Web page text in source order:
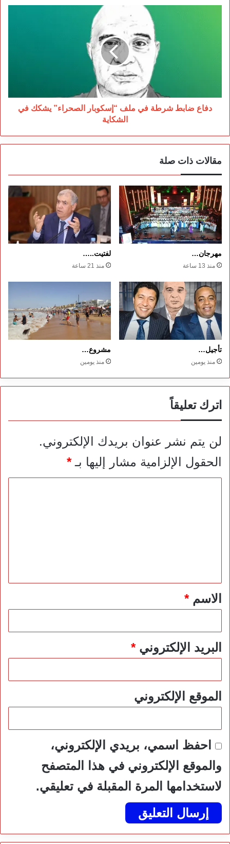
في
الشكاية
دفاع ضابط شرطة في ملف “إسكوبار الصحراء” يشكك في
الشكاية
مقالات ذات صلة
مهرجان…
منذ 13 ساعة
لفتيت..…
منذ 21 ساعة
تأجيل…
منذ يومين
مشروع…
منذ يومين
اترك تعليقاً
لن يتم نشر عنوان بريدك الإلكتروني.
الحقول الإلزامية مشار إليها بـ*
*الاسم*
البريد الإلكتروني*
الموقع الإلكتروني
احفظ اسمي، بريدي الإلكتروني،
والموقع الإلكتروني في هذا المتصفح
لاستخدامها المرة المقبلة في تعليقي.